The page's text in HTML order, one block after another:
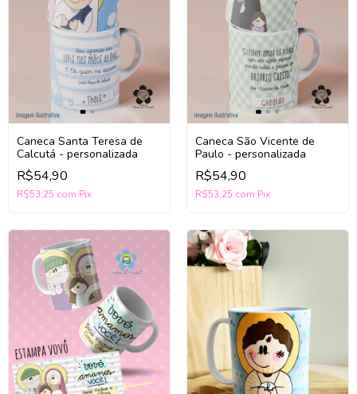
Caneca Santa Teresa de
Calcutá - personalizada
R$54,90
R$53,25 com Pix
Caneca São Vicente de
Paulo - personalizada
R$54,90
R$53,25 com Pix